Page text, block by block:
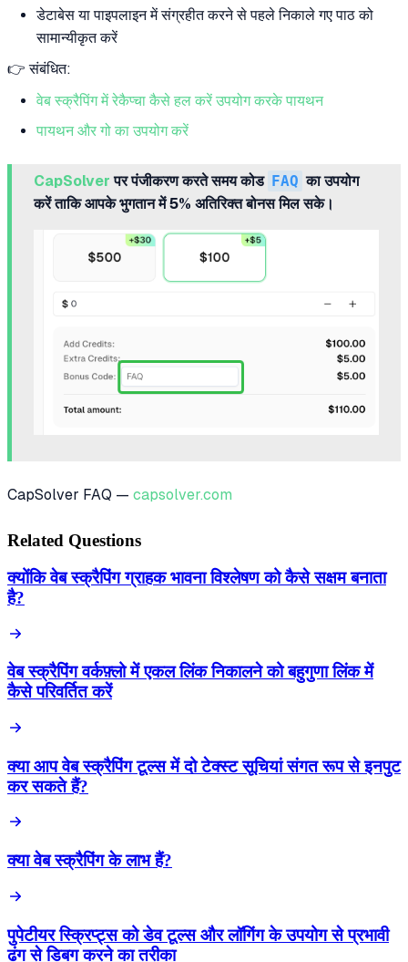
डेटाबेस या पाइपलाइन में संग्रहीत करने से पहले निकाले गए पाठ को
सामान्यीकृत करें
👉 संबंधित:
वेब स्क्रैपिंग में रेकैप्चा कैसे हल करें उपयोग करके पायथन
पायथन और गो का उपयोग करें
CapSolver पर पंजीकरण करते समय कोड FAQ का उपयोग
करें ताकि आपके भुगतान में 5% अतिरिक्त बोनस मिल सके।
CapSolver FAQ — capsolver.com
Related Questions
क्योंकि वेब स्क्रैपिंग ग्राहक भावना विश्लेषण को कैसे सक्षम बनाता
है?
वेब स्क्रैपिंग वर्कफ़्लो में एकल लिंक निकालने को बहुगुणा लिंक में
कैसे परिवर्तित करें
क्या आप वेब स्क्रैपिंग टूल्स में दो टेक्स्ट सूचियां संगत रूप से इनपुट
कर सकते हैं?
क्या वेब स्क्रैपिंग के लाभ हैं?
पुपेटीयर स्क्रिप्ट्स को डेव टूल्स और लॉगिंग के उपयोग से प्रभावी
ढंग से डिबग करने का तरीका